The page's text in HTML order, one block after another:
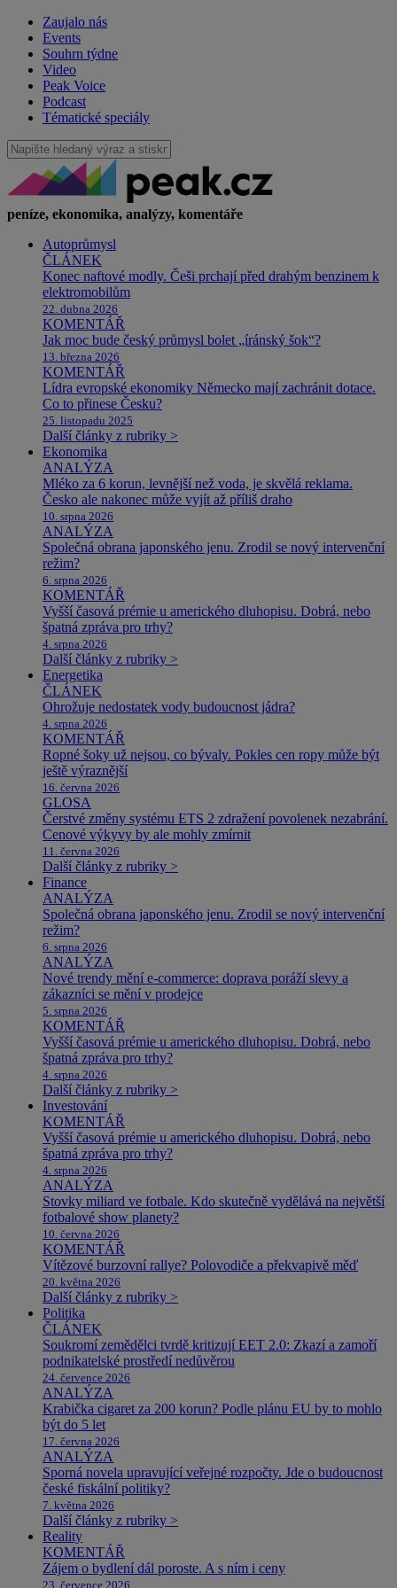
Zaujalo nás
Events
Souhrn týdne
Video
Peak Voice
Podcast
Tématické speciály
peníze, ekonomika, analýzy, komentáře
Autoprůmysl
ČLÁNEK
Konec naftové modly. Češi prchají před drahým benzinem k
elektromobilům
22. dubna 2026
KOMENTÁŘ
Jak moc bude český průmysl bolet „íránský šok“?
13. března 2026
KOMENTÁŘ
Lídra evropské ekonomiky Německo mají zachránit dotace.
Co to přinese Česku?
25. listopadu 2025
Další články z rubriky >
Ekonomika
ANALÝZA
Mléko za 6 korun, levnější než voda, je skvělá reklama.
Česko ale nakonec může vyjít až příliš draho
10. srpna 2026
ANALÝZA
Společná obrana japonského jenu. Zrodil se nový intervenční
režim?
6. srpna 2026
KOMENTÁŘ
Vyšší časová prémie u amerického dluhopisu. Dobrá, nebo
špatná zpráva pro trhy?
4. srpna 2026
Další články z rubriky >
Energetika
ČLÁNEK
Ohrožuje nedostatek vody budoucnost jádra?
4. srpna 2026
KOMENTÁŘ
Ropné šoky už nejsou, co bývaly. Pokles cen ropy může být
ještě výraznější
16. června 2026
GLOSA
Čerstvé změny systému ETS 2 zdražení povolenek nezabrání.
Cenové výkyvy by ale mohly zmírnit
11. června 2026
Další články z rubriky >
Finance
ANALÝZA
Společná obrana japonského jenu. Zrodil se nový intervenční
režim?
6. srpna 2026
ANALÝZA
Nové trendy mění e-commerce: doprava poráží slevy a
zákazníci se mění v prodejce
5. srpna 2026
KOMENTÁŘ
Vyšší časová prémie u amerického dluhopisu. Dobrá, nebo
špatná zpráva pro trhy?
4. srpna 2026
Další články z rubriky >
Investování
KOMENTÁŘ
Vyšší časová prémie u amerického dluhopisu. Dobrá, nebo
špatná zpráva pro trhy?
4. srpna 2026
ANALÝZA
Stovky miliard ve fotbale. Kdo skutečně vydělává na největší
fotbalové show planety?
10. června 2026
KOMENTÁŘ
Vítězové burzovní rallye? Polovodiče a překvapivě měď
20. května 2026
Další články z rubriky >
Politika
ČLÁNEK
Soukromí zemědělci tvrdě kritizují EET 2.0: Zkazí a zamoří
podnikatelské prostředí nedůvěrou
24. července 2026
ANALÝZA
Krabička cigaret za 200 korun? Podle plánu EU by to mohlo
být do 5 let
17. června 2026
ANALÝZA
Sporná novela upravující veřejné rozpočty. Jde o budoucnost
české fiskální politiky?
7. května 2026
Další články z rubriky >
Reality
KOMENTÁŘ
Zájem o bydlení dál poroste. A s ním i ceny
23. července 2026